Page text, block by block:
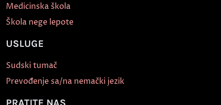
Medicinska škola
Škola nege lepote
USLUGE
Sudski tumač
Prevođenje sa/na nemački jezik